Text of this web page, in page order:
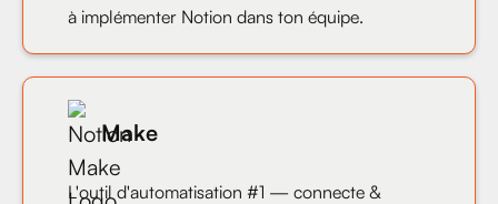
à implémenter Notion dans ton équipe.
Make
L'outil d'automatisation #1 — connecte &